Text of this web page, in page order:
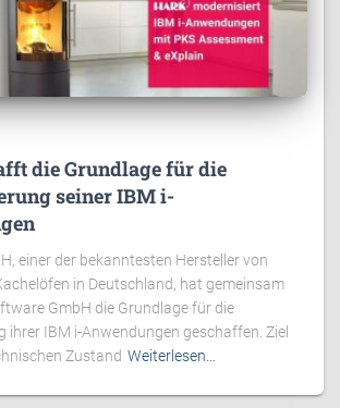
die Grundlage für die
seiner IBM i-
einer der bekanntesten Hersteller von
in Deutschland, hat gemeinsam
GmbH die Grundlage für die
ihrer IBM i-Anwendungen geschaffen. Ziel
Zustand Weiterlesen…